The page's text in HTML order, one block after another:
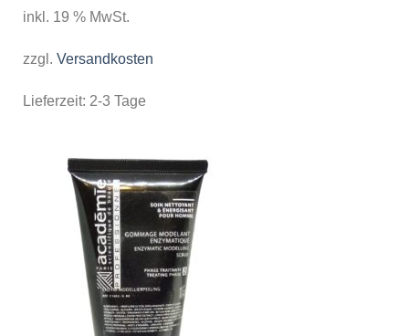
inkl. 19 % MwSt.
zzgl. Versandkosten
Lieferzeit: 2-3 Tage